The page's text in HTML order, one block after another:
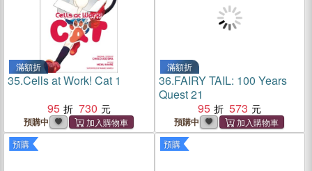
滿額折
35.Cells at Work! Cat 1
95
730
預購中
滿額折
36.FAIRY TAIL: 100 Years
Quest 21
95
573
預購中
預購 預購